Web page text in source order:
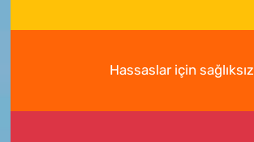
Hassaslar için sağlıksız